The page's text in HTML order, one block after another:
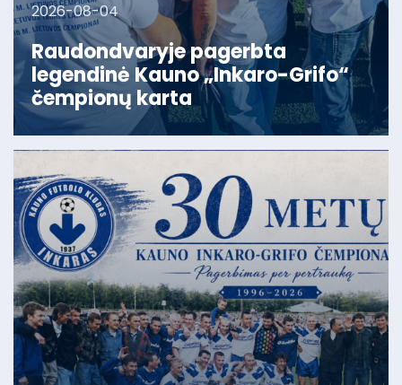
2026-08-04
Raudondvaryje pagerbta
legendinė Kauno „Inkaro-Grifo“
čempionų karta